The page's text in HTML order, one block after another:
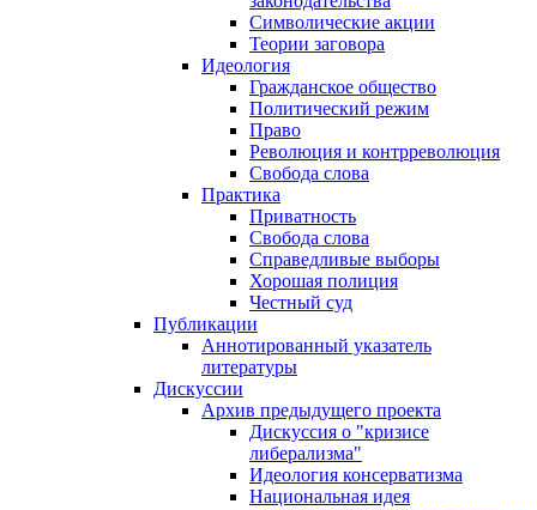
Символические акции
Теории заговора
Идеология
Гражданское общество
Политический режим
Право
Революция и контрреволюция
Свобода слова
Практика
Приватность
Свобода слова
Справедливые выборы
Хорошая полиция
Честный суд
Публикации
Аннотированный указатель
литературы
Дискуссии
Архив предыдущего проекта
Дискуссия о "кризисе
либерализма"
Идеология консерватизма
Национальная идея